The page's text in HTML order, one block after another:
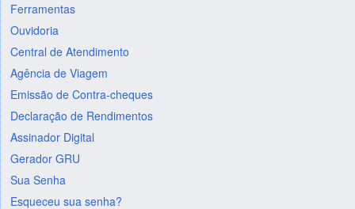
Ferramentas
Ouvidoria
Central de Atendimento
Agência de Viagem
Emissão de Contra-cheques
Declaração de Rendimentos
Assinador Digital
Gerador GRU
Sua Senha
Esqueceu sua senha?